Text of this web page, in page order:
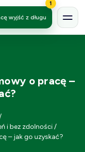
wyjść z długu
1
o pracę –
i bez zdolności/
– jak go uzyskać?